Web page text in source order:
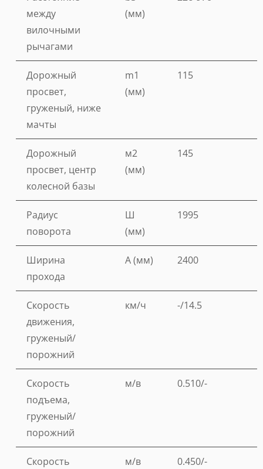
между
вилочными
рычагами
(мм)
Дорожный
просвет,
груженый, ниже
мачты
m1
(мм)
115
Дорожный
просвет, центр
колесной базы
м2
(мм)
145
Радиус
поворота
Ш
(мм)
1995
Ширина
прохода
A (мм) 2400
Скорость
движения,
груженый/
порожний
км/ч -/14.5
Скорость
подъема,
груженый/
порожний
м/в 0.510/-
Скорость
м/в 0.450/-